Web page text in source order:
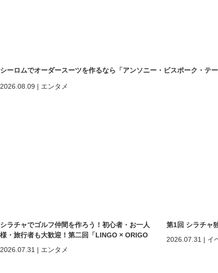
シーロムでオーダースーツを作るなら「アンソニー・ビスポーク・テ
2026.08.09 | エンタメ
シラチャでゴルフ仲間を作ろう！初心者・お一人
様・旅行者も大歓迎！第二回「LINGO × ORIGO
ゴルフコンペ」開催
2026.07.31 | エンタメ
第1回 シラチャ
2026.07.31 | イ